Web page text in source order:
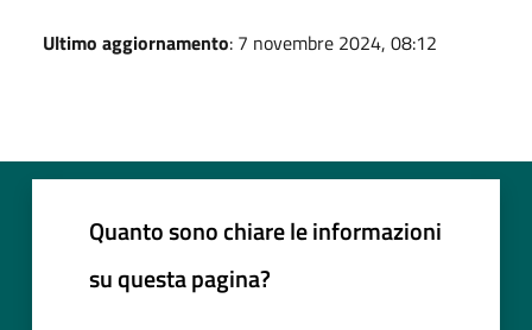
Ultimo aggiornamento: 7 novembre 2024, 08:12
Quanto sono chiare le informazioni
su questa pagina?